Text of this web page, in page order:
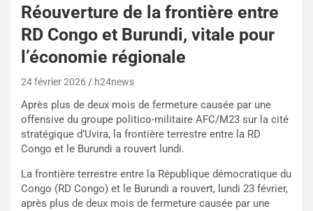
Réouverture de la frontière entre
RD Congo et Burundi, vitale pour
l’économie régionale
24 février 2026 h24news
Après plus de deux mois de fermeture causée par une
offensive du groupe politico-militaire AFC/M23 sur la cité
stratégique d’Uvira, la frontière terrestre entre la RD
Congo et le Burundi a rouvert lundi.
La frontière terrestre entre la République démocratique du
Congo (RD Congo) et le Burundi a rouvert, lundi 23 février,
après plus de deux mois de fermeture causée par une